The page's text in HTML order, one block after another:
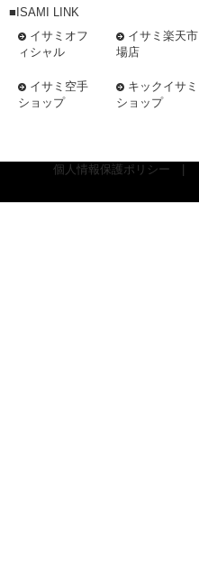
■ISAMI LINK
イサミオフ
ィシャル
イサミ楽天市
場店
イサミ空手
ショップ
キックイサミ
ショップ
個人情報保護ポリシー